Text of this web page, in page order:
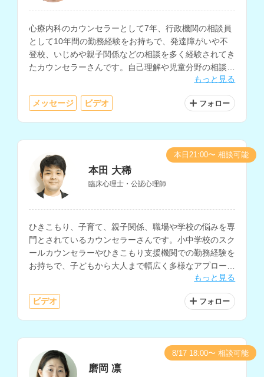
心療内科のカウンセラーとして7年、行政機関の相談員
として10年間の勤務経験をお持ちで、発達障がいや不
登校、いじめや親子関係などの相談を多く経験されてき
たカウンセラーさんです。自己理解や児童分野の相談も
もっと見る
メッセージ ビデオ フォロー
本田 大稀
臨床心理士・公認心理師
ひきこもり、子育て、親子関係、職場や学校の悩みを専
門とされているカウンセラーさんです。小中学校のスク
ールカウンセラーやひきこもり支援機関での勤務経験を
お持ちで、⼦どもから⼤⼈まで幅広く多様なアプローチ
もっと見る
ビデオ フォロー
本日21:00〜 相談可能
磨岡 凛
8/17 18:00〜 相談可能